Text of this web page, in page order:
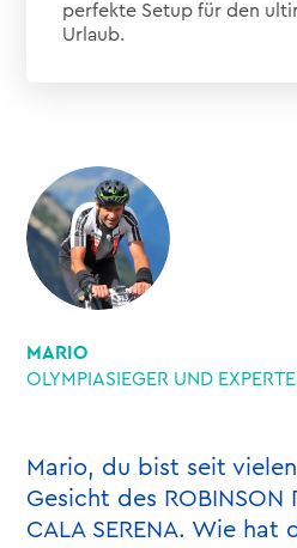
perfekte Setup für den
Urlaub.
MARIO
OLYMPIASIEGER UND
Mario, du bist seit
Gesicht des ROBINSON
CALA SERENA. Wie hat